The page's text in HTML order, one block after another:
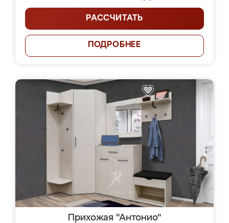
РАССЧИТАТЬ
ПОДРОБНЕЕ
Прихожая "Антонио"